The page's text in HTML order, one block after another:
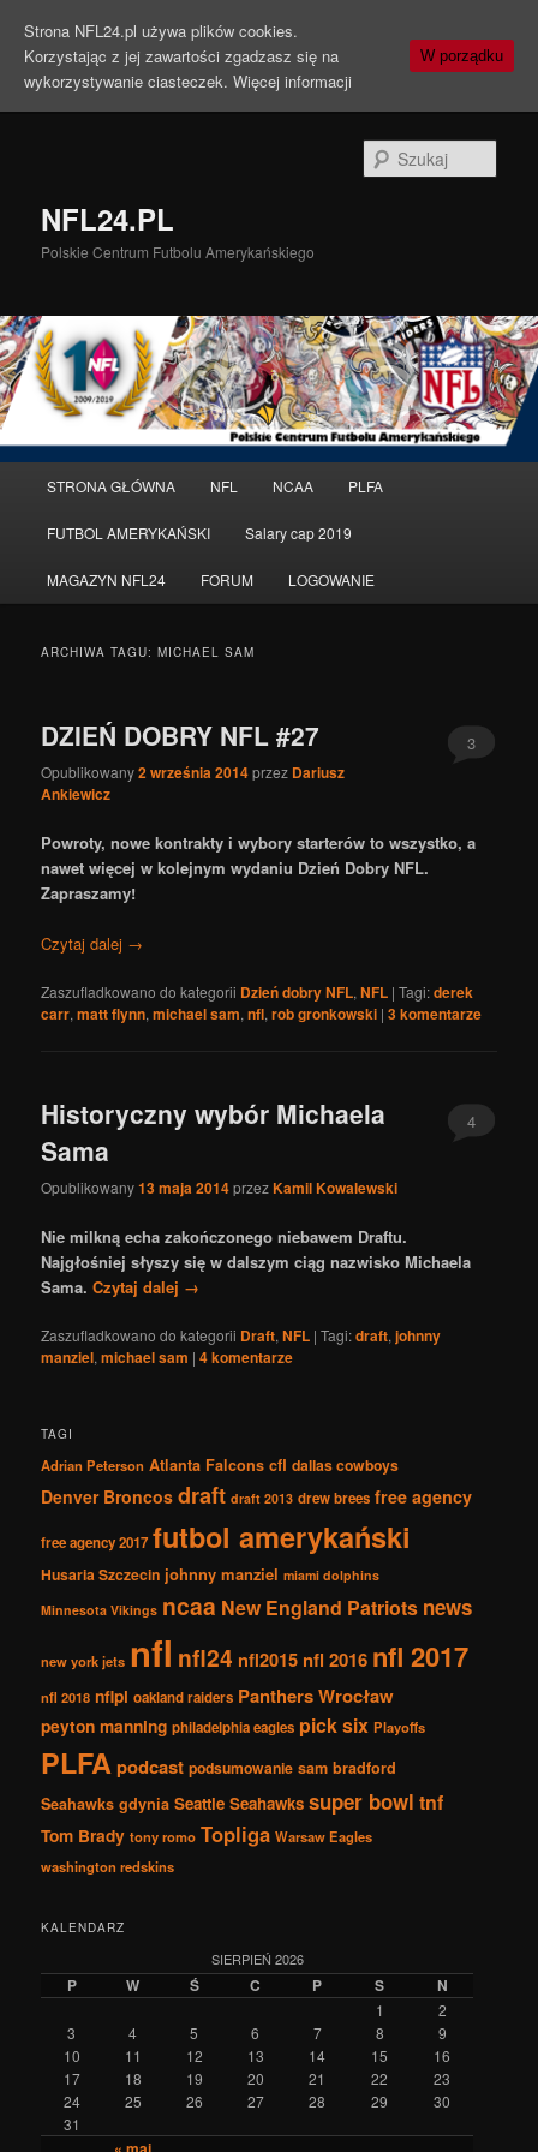
NFL24.PL
Polskie Centrum Futbolu Amerykańskiego
główne
Przeskocz
do
tekstu
Przeskocz
do
widgetów
STRONA GŁÓWNA NFL NCAA PLFA
FUTBOL AMERYKAŃSKI Salary cap 2019
MAGAZYN NFL24 FORUM LOGOWANIE
ARCHIWA TAGU:MICHAEL SAM
DZIEŃ DOBRY NFL #27
Opublikowany2 września 2014przez Dariusz
Ankiewicz
3
Powroty, nowe kontrakty i wybory starterów to wszystko, a
nawet więcej w kolejnym wydaniu Dzień Dobry NFL.
Zapraszamy!
Czytaj dalej →
Zaszufladkowano do kategorii Dzień dobry NFL,NFL |Tagi:derek
carr,matt flynn,michael sam,nfl,rob gronkowski |3komentarze
Historyczny wybór Michaela
Sama
Opublikowany13 maja 2014przezKamil Kowalewski
4
Nie milkną echa zakończonego niebawem Draftu.
Najgłośniej słyszy się w dalszym ciąg nazwisko Michaela
Sama.Czytaj dalej →
Zaszufladkowano do kategorii Draft,NFL |Tagi:draft,johnny
manziel,michael sam |4komentarze
TAGI
Adrian Peterson Atlanta Falcons cfl dallas cowboys
Denver Broncos draft draft 2013 drew brees free agency
free agency 2017 futbol amerykański
Husaria Szczecin johnny manziel miami dolphins
Minnesota Vikings ncaa New England Patriots news
new york jets nfl nfl24 nfl2015 nfl 2016 nfl 2017
nfl 2018 nflpl oakland raiders Panthers Wrocław
peyton manning philadelphia eagles pick six Playoffs
PLFApodcast podsumowanie sam bradford
Seahawks gdynia Seattle Seahawks super bowl tnf
Tom Brady tony romo Topliga Warsaw Eagles
washington redskins
KALENDARZ
SIERPIEŃ 2026
P W Ś C P S N
1
2
3
4 5 6 7 8
9
10
11 12 13 14 15
16
17
18 19 20 21 22
23
24
25 26 27 28 29
30
31
Strona NFL24.pl używa plików cookies.
Korzystając z jej zawartości zgadzasz się na
wykorzystywanie ciasteczek. Więcej informacji
W porządku